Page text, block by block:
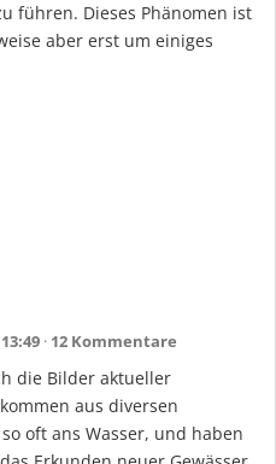
führen. Dieses Phänomen ist
aber erst um einiges
12 Kommentare
die Bilder aktueller
aus diversen
oft ans Wasser, und haben